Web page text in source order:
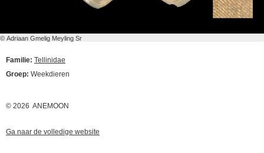
© Adriaan Gmelig Meyling Sr
Familie: Tellinidae
Groep: Weekdieren
© 2026 ANEMOON
Ga naar de volledige website